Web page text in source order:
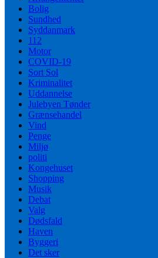
Bolig
Sundhed
Syddanmark
112
Motor
COVID-19
Sort Sol
Kriminalitet
Uddannelse
Julebyen Tønder
Grænsehandel
Vind
Penge
Miljø
politi
Kongehuset
Shopping
Musik
Debat
Valg
Dødsfald
Haven
Byggeri
Det sker